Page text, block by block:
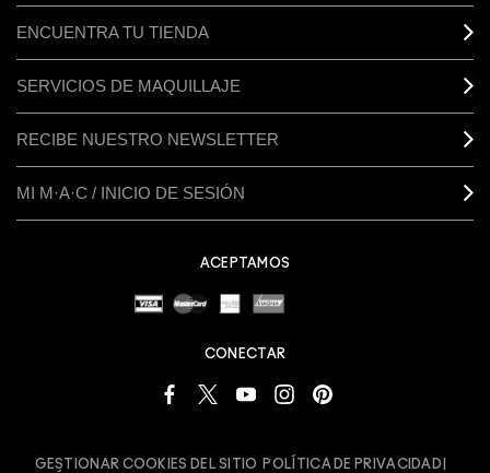
ENCUENTRA TU TIENDA
SERVICIOS DE MAQUILLAJE
RECIBE NUESTRO NEWSLETTER
MI M·A·C / INICIO DE SESIÓN
ACEPTAMOS
CONECTAR
GESTIONAR COOKIES DEL SITIO POLÍTICA DE PRIVACIDAD